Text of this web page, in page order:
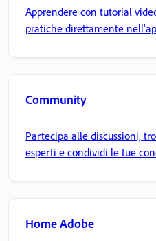
Apprendere con tutorial
pratiche direttamente
Community
Partecipa alle discussioni,
esperti e condividi le tue
Home Adobe